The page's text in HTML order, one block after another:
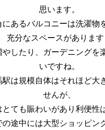
思います。
にあるバルコニーは洗濯物
充分なスペースがあります
やしたり、ガーデニングを
いですね。
駅は規模自体はそれほど大
せんが、
ても賑わいがあり利便性
の途中には大型ショッピン